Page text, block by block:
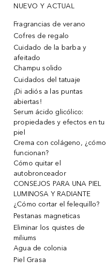
NUEVO Y ACTUAL
Fragrancias de verano
Cofres de regalo
Cuidado de la barba y
afeitado
Champu solido
Cuidados del tatuaje
¡Di adiós a las puntas
abiertas!
Serum ácido glicólico:
propiedades y efectos en tu
piel
Crema con colágeno, ¿cómo
funcionan?
Cómo quitar el
autobronceador
CONSEJOS PARA UNA PIEL
LUMINOSA Y RADIANTE
¿Cómo cortar el felequillo?
Pestanas magneticas
Eliminar los quistes de
miliums
Agua de colonia
Piel Grasa